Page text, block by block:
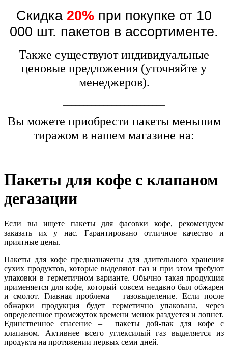
Скидка 20% при покупке от 10
000 шт. пакетов в ассортименте.
Также существуют индивидуальные
ценовые предложения (уточняйте у
менеджеров).
Вы можете приобрести пакеты меньшим
тиражом в нашем магазине на:
Пакеты для кофе с клапаном
дегазации
Если вы ищете пакеты для фасовки кофе, рекомендуем
заказать их у нас. Гарантировано отличное качество и
приятные цены.
Пакеты для кофе предназначены для длительного хранения
сухих продуктов, которые выделяют газ и при этом требуют
упаковки в герметичном варианте. Обычно такая продукция
применяется для кофе, который совсем недавно был обжарен
и смолот. Главная проблема – газовыделение. Если после
обжарки продукция будет герметично упакована, через
определенное промежуток времени мешок раздуется и лопнет.
Единственное спасение – пакеты дой-пак для кофе с
клапаном. Активнее всего углексилый газ выделяется из
продукта на протяжении первых семи дней.